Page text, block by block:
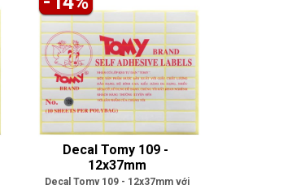
Decal Tomy 109 -
12x37mm
Decal Tomy 109 - 12x37mm với